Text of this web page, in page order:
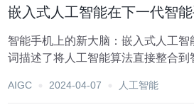
嵌入式人工智能在下一代智
智能手机上的新大脑：嵌入式人工智能 “嵌入式人工智
词描述了将人工智能算法直接整合到
智能模型，这与前几代基于云的人
AIGC 2024-04-07 人工智能